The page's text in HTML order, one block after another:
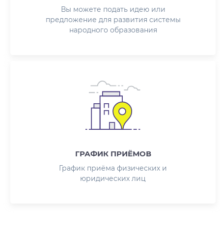
Вы можете подать идею или
предложение для развития системы
народного образования
ГРАФИК ПРИЁМОВ
График приёма физических и
юридических лиц